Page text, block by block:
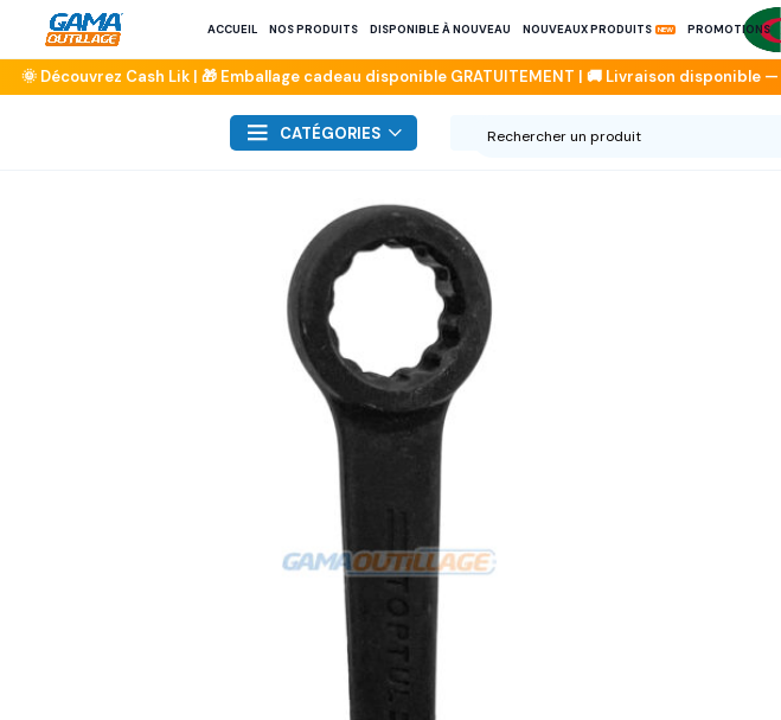
ACCUEIL NOS PRODUITS DISPONIBLE À NOUVEAU NOUVEAUX PRODUITS PROMOTIONS
CATÉGORIES